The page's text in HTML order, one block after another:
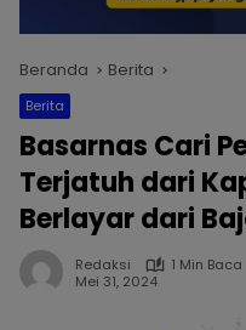
Beranda Berita
Berita
Basarnas Cari
Terjatuh dari
Berlayar dari
Redaksi
1 Min Baca
Mei 31, 2024